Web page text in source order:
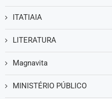
ITATIAIA
LITERATURA
Magnavita
MINISTÉRIO PÚBLICO